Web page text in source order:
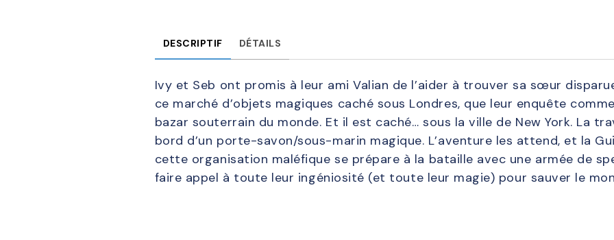
DESCRIPTIF DÉTAILS
Ivy et Seb ont promis à leur ami Valian de l’aider à trouver sa sœur
ce marché d’objets magiques caché sous Londres, que leur enquête
bazar souterrain du monde. Et il est caché… sous la ville de New York. La
bord d’un porte-savon/sous-marin magique. L’aventure les attend, et la
cette organisation maléfique se prépare à la bataille avec une armée de
faire appel à toute leur ingéniosité (et toute leur magie) pour sauver le